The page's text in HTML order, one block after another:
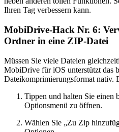
Ihren Tag verbessern kann.
MobiDrive-Hack Nr. 6:
Ordner in eine ZIP-Datei
Müssen Sie viele Dateien
MobiDrive für iOS unterstützt das
Dateikomprimierungsformat nativ.
Tippen und halten Sie einen
Optionsmenü zu öffnen.
Wählen Sie „Zu Zip